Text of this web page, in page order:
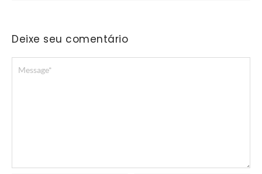
Deixe seu comentário